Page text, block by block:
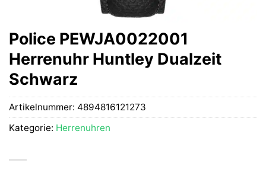
Police PEWJA0022001
Herrenuhr Huntley Dualzeit
Schwarz
Artikelnummer: 4894816121273
Kategorie: Herrenuhren